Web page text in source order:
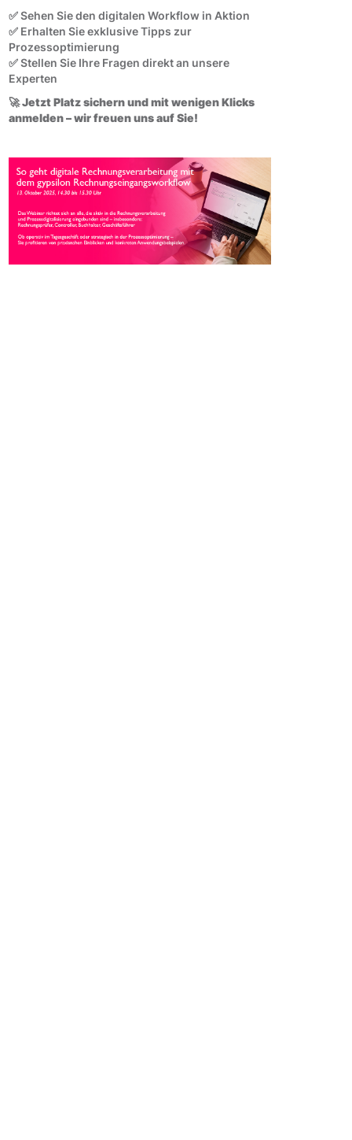
✅ Sehen Sie den digitalen Workflow in Aktion
✅ Erhalten Sie exklusive Tipps zur
Prozessoptimierung
✅ Stellen Sie Ihre Fragen direkt an unsere
Experten
🚀Jetzt Platz sichern und mit wenigen Klicks
anmelden – wir freuen uns auf Sie!